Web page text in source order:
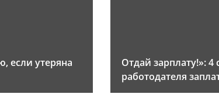
если утеряна
Отдай зарплату!»: 4
работодателя